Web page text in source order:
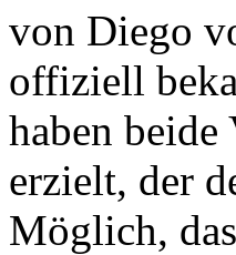
von Diego
offiziell
haben
erzielt, der
Möglich,